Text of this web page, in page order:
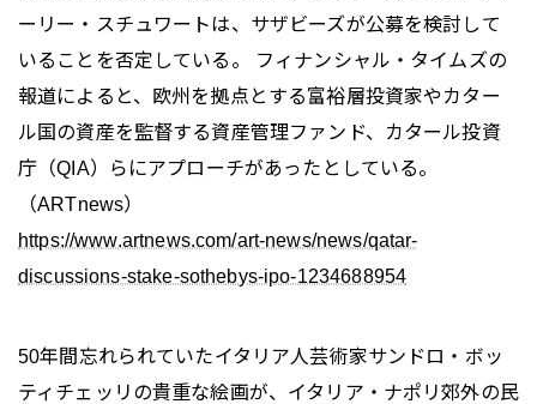
ーリー・スチュワートは、サザビーズが公募を検討して
いることを否定している。 フィナンシャル・タイムズの
報道によると、欧州を拠点とする富裕層投資家やカター
ル国の資産を監督する資産管理ファンド、カタール投資
庁（QIA）らにアプローチがあったとしている。
（ARTnews）
https://www.artnews.com/art-news/news/qatar-
discussions-stake-sothebys-ipo-1234688954
50年間忘れられていたイタリア人芸術家サンドロ・ボッ
ティチェッリの貴重な絵画が、イタリア・ナポリ郊外の民